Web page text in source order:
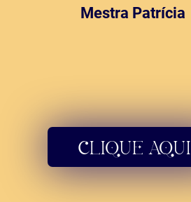
Mestra Patrícia
CLIQUE AQUI